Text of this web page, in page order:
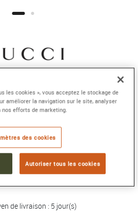
INTERLOCKING
:GUCCI INTERLOCKING
380 €
de livraison : 5 jour(s)
les cookies », vous acceptez le stockage de
améliorer la navigation sur le site, analyser
efforts de marketing.
des cookies
Autoriser tous les cookies